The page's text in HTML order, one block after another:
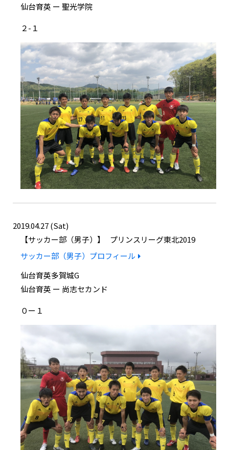
仙台育英 ー 聖光学院
２-１
2019.04.27 (Sat)
サッカー部（男子）
プリンスリーグ東北2019
サッカー部（男子）プロフィール
仙台育英多賀城G
仙台育英 ー 尚志セカンド
０ー１